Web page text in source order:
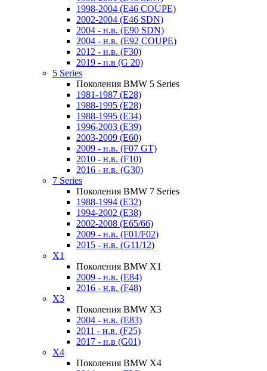
1998-2004 (E46 COUPE)
2002-2004 (E46 SDN)
2004 - н.в. (E90 SDN)
2004 - н.в. (E92 COUPE)
2012 - н.в. (F30)
2019 - н.в (G 20)
5 Series
Поколения BMW 5 Series
1981-1987 (E28)
1988-1995 (E28)
1988-1995 (E34)
1996-2003 (E39)
2003-2009 (E60)
2009 - н.в. (F07 GT)
2010 - н.в. (F10)
2016 - н.в. (G30)
7 Series
Поколения BMW 7 Series
1988-1994 (E32)
1994-2002 (E38)
2002-2008 (E65/66)
2009 - н.в. (F01/F02)
2015 - н.в. (G11/12)
X1
Поколения BMW X1
2009 - н.в. (E84)
2016 - н.в. (F48)
X3
Поколения BMW X3
2004 - н.в. (E83)
2011 - н.в. (F25)
2017 - н.в (G01)
X4
Поколения BMW X4